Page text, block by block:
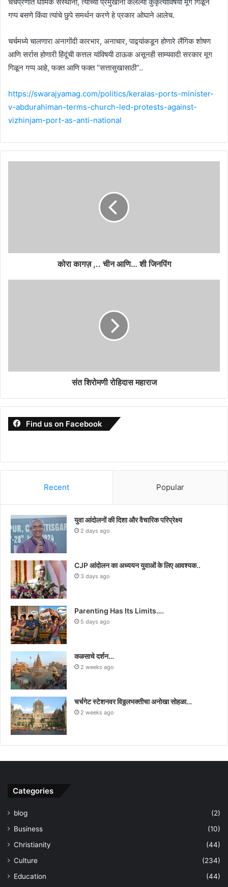
गप्प बसणे किंवा त्यांचे छुपे समर्थन करणे हे प्रकार ओघाने आलेच.
चर्चमध्ये चालणारा अनागोंदी कारभार, अनाचार, पाद्र्यांकडून होणारे लैंगिक शोषण
आणि सर्रास होणारी हिंदूंची कत्तल यांविषयी ठाऊक असूनही साम्यवादी सरकार मूग
गिळून गप्प आहे, फक्त आणि फक्त “सत्तासुखासाठी”..
https://swarajyamag.com/politics/keralas-ports-minister-
v-abdurahiman-terms-church-led-protests-against-
vizhinjam-port-as-anti-national
कोरा कागज़ ,.. चीन आणि… शी जिनपिंग
संत शिरोमणी रोहिदास महाराज
Find us on Facebook
Recent Popular
युवा आंदोलनों की दिशा और वैचारिक परिप्रेक्ष्य
2 days ago
CJP आंदोलन का अध्ययन युवाओं के लिए आवश्यक..
3 days ago
Parenting Has Its Limits….
5 days ago
कळसाचे दर्शन…
2 weeks ago
चर्चगेट स्टेशनवर विठ्ठलभक्तीचा अनोखा सोहळा…
2 weeks ago
Categories
blog
(2)
Business
(10)
Christianity
(44)
Culture
(234)
Education
(44)